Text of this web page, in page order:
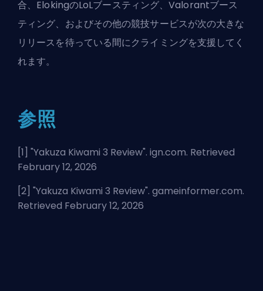
合、 ElokingのLoLブースティング、Valorantブース
ティング、およびその他の競技サービスが次の大きな
リリースを待っている間にクライミングを支援してく
れます。
参照
[1] "Yakuza Kiwami 3 Review". ign.com. Retrieved
February 12, 2026
[2] "Yakuza Kiwami 3 Review". gameinformer.com.
Retrieved February 12, 2026